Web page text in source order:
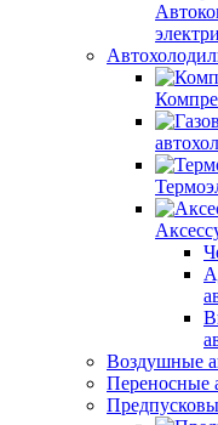
Воздушные
Переносные